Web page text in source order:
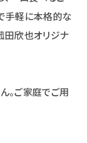
手軽に本格的な
田欣也オリジナ
。ご家庭でご用